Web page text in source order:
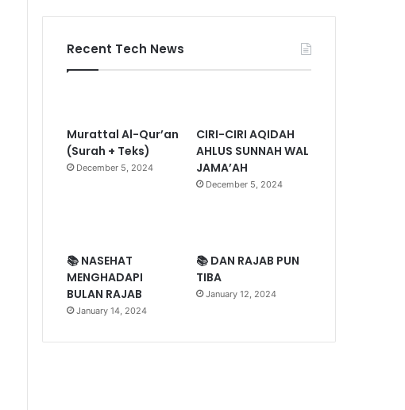
Recent Tech News
Murattal Al-Qur’an
(Surah + Teks)
December 5, 2024
CIRI-CIRI AQIDAH
AHLUS SUNNAH WAL
JAMA’AH
December 5, 2024
📚 NASEHAT
MENGHADAPI
BULAN RAJAB
January 14, 2024
📚 DAN RAJAB PUN
TIBA
January 12, 2024